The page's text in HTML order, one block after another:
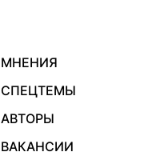
МНЕНИЯ
СПЕЦТЕМЫ
АВТОРЫ
ВАКАНСИИ